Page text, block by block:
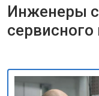
Инженеры
сервисного